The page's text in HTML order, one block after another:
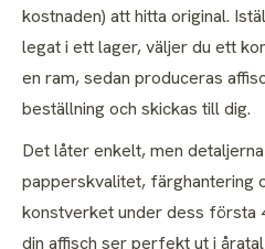
kostnaden) att hitta original.
legat i ett lager, väljer du ett
en ram, sedan produceras
beställning och skickas till dig.
Det låter enkelt, men
papperskvalitet, färghantering
konstverket under dess första
din affisch ser perfekt ut i